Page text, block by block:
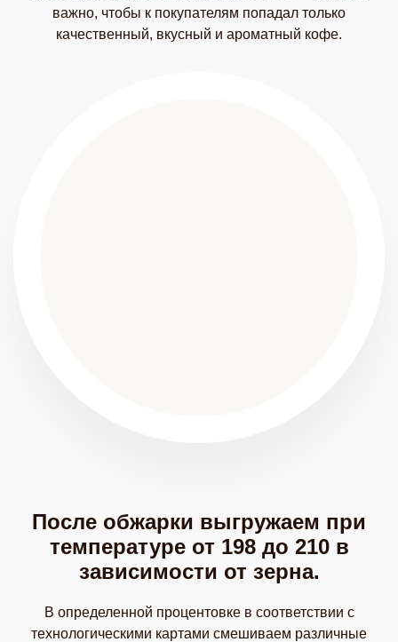
важно, чтобы к покупателям попадал только
качественный, вкусный и ароматный кофе.
После обжарки выгружаем при
температуре от 198 до 210 в
зависимости от зерна.
В определенной процентовке в соответствии с
технологическими картами смешиваем различные